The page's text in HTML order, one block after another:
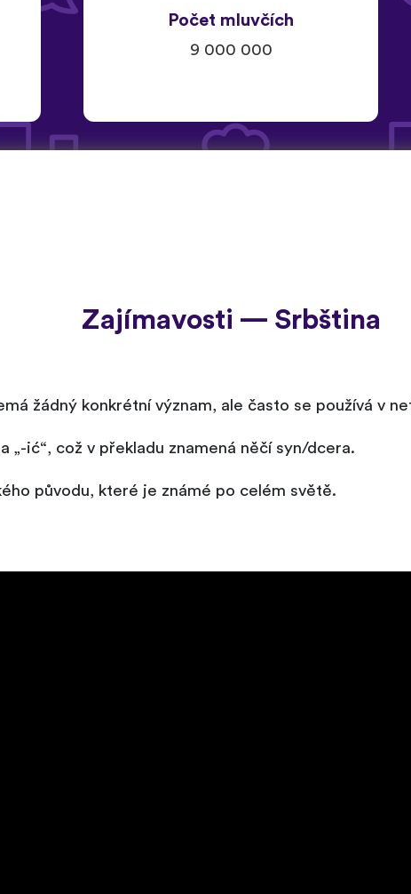
Počet mluvčích
9 000 000
Zajímavosti — Srbština
žádný konkrétní význam, ale často se používá v
„-ić“, což v překladu znamená něčí syn/dcera.
původu, které je známé po celém světě.